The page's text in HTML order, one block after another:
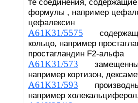
те соединения,
формулы , например
цефалексин
A61K31/5575
кольцо, например
простагландин F2-альфа
A61K31/573 замещенные
например кортизон,
A61K31/593
например